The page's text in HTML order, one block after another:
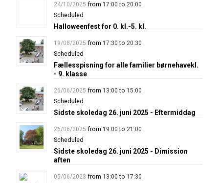
24/10/2025 from 17:00 to 20:00
Scheduled
Halloweenfest for 0. kl.-5. kl.
19/08/2025 from 17:30 to 20:30
Scheduled
Fællesspisning for alle familier børnehavekl.
- 9. klasse
26/06/2025 from 13:00 to 15:00
Scheduled
Sidste skoledag 26. juni 2025 - Eftermiddag
26/06/2025 from 19:00 to 21:00
Scheduled
Sidste skoledag 26. juni 2025 - Dimission
aften
05/06/2023 from 13:00 to 17:30